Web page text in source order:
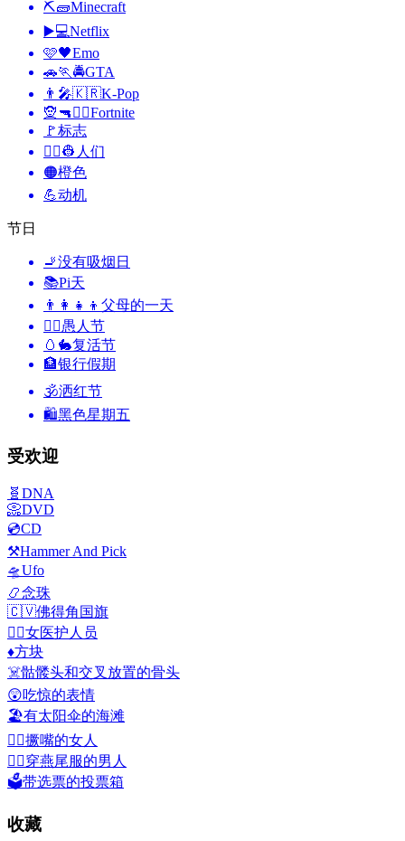
⛏🧱Minecraft
▶️💻Netflix
🩷🖤Emo
🚗🏃🚔GTA
👨‍🎤🇰🇷K-Pop
🧝🔫🦹‍♂️Fortnite
🚩标志
👨‍✈️👷 人们
🟠橙色
💪动机
节日
🚬没有吸烟日
📚Pi天
👨‍👩‍👧‍👦 父母的一天
🙆‍♂️愚人节
🥚🐇复活节
🏦银行假期
🕉洒红节
🛍黑色星期五
受欢迎
🧬 DNA
📀DVD
💿CD
⚒️Hammer And Pick
🛸Ufo
📿念珠
🇨🇻佛得角国旗
👩‍⚕️女医护人员
♦️方块
☠️骷髅头和交叉放置的骨头
😲吃惊的表情
🏖️有太阳伞的海滩
🙎‍♀️撅嘴的女人
🤵‍♂️穿燕尾服的男人
🗳️带选票的投票箱
收藏